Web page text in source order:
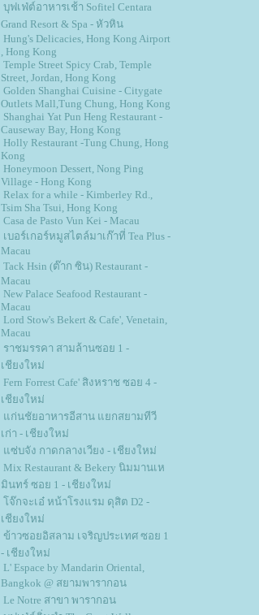
บุฟเฟ่ต์อาหารเช้า Sofitel Centara
Grand Resort & Spa - หัวหิน
Hung's Delicacies, Hong Kong Airport
, Hong Kong
Temple Street Spicy Crab, Temple
Street, Jordan, Hong Kong
Golden Shanghai Cuisine - Citygate
Outlets Mall,Tung Chung, Hong Kong
Shanghai Yat Pun Heng Restaurant -
Causeway Bay, Hong Kong
Holly Restaurant -Tung Chung, Hong
Kong
Honeymoon Dessert, Nong Ping
Village - Hong Kong
Relax for a while - Kimberley Rd.,
Tsim Sha Tsui, Hong Kong
Casa de Pasto Vun Kei - Macau
เบอร์เกอร์หมูสไตล์มาเก๊าที่ Tea Plus -
Macau
Tack Hsin (ต๊าก ซิน) Restaurant -
Macau
New Palace Seafood Restaurant -
Macau
Lord Stow's Bekert & Cafe', Venetain,
Macau
ราชมรรคา สามล้านซอย 1 -
เชียงใหม่
Fern Forrest Cafe' สิงหราช ซอย 4 -
เชียงใหม่
ก่นชัยอาหารอีสาน แยกสยามทีวี
เก่า - เชียงใหม่
ซ่บจัง กาดกลางเวียง - เชียงใหม่
Mix Restaurant & Bekery นิมมานเห
มินทร์ ซอย 1 - เชียงใหม่
จ๊กจะเอ๋ หน้าโรงแรม ดุสิต D2 -
เชียงใหม่
ข้าวซอยอิสลาม เจริญประเทศ ซอย 1
- เชียงใหม่
L' Espace by Mandarin Oriental,
Bangkok @ สยามพารากอน
Le Notre สาขา พารากอน